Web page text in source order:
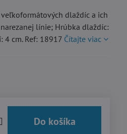
dlaždíc a ich
línie; Hrúbka dlaždíc:
4 cm. Ref: 18917 Čítajte viac
Do košíka